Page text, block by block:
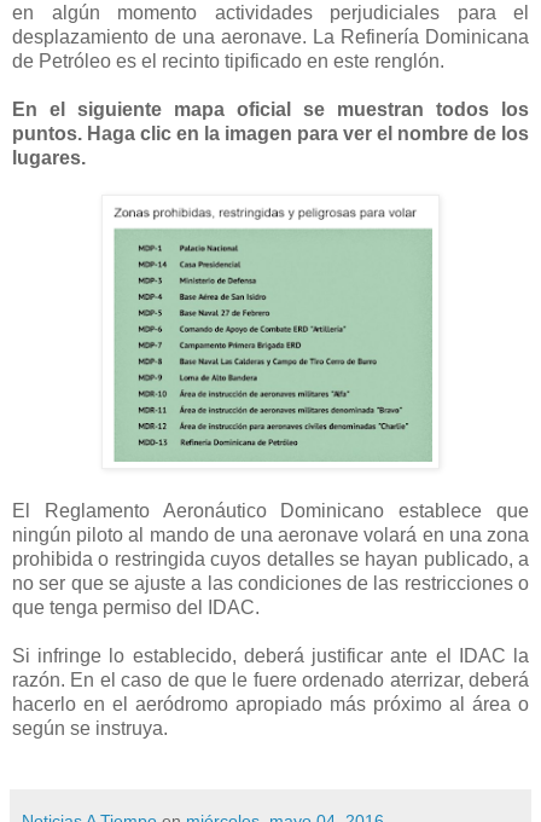
en algún momento actividades perjudiciales para el
desplazamiento de una aeronave. La Refinería Dominicana
de Petróleo es el recinto tipificado en este renglón.
En el siguiente mapa oficial se muestran todos los
puntos. Haga clic en la imagen para ver el nombre de los
lugares.
El Reglamento Aeronáutico Dominicano establece que
ningún piloto al mando de una aeronave volará en una zona
prohibida o restringida cuyos detalles se hayan publicado, a
no ser que se ajuste a las condiciones de las restricciones o
que tenga permiso del IDAC.
Si infringe lo establecido, deberá justificar ante el IDAC la
razón. En el caso de que le fuere ordenado aterrizar, deberá
hacerlo en el aeródromo apropiado más próximo al área o
según se instruya.